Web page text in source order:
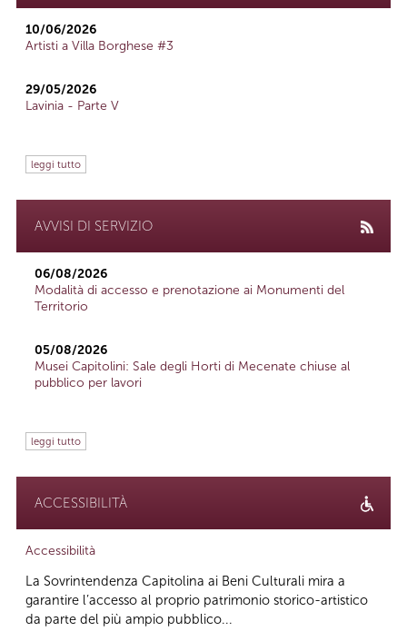
10/06/2026
Artisti a Villa Borghese #3
29/05/2026
Lavinia - Parte V
leggi tutto
AVVISI DI SERVIZIO
06/08/2026
Modalità di accesso e prenotazione ai Monumenti del
Territorio
05/08/2026
Musei Capitolini: Sale degli Horti di Mecenate chiuse al
pubblico per lavori
leggi tutto
ACCESSIBILITÀ
Accessibilità
La Sovrintendenza Capitolina ai Beni Culturali mira a
garantire l’accesso al proprio patrimonio storico-artistico
da parte del più ampio pubblico...